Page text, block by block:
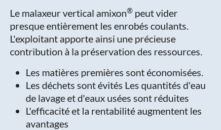
Le malaxeur vertical amixon® peut vider
presque entièrement les enrobés coulants.
L'exploitant apporte ainsi une précieuse
contribution à la préservation des ressources.
Les matières premières sont économisées.
Les déchets sont évités Les quantités d'eau
de lavage et d'eaux usées sont réduites
L'efficacité et la rentabilité augmentent les
avantages